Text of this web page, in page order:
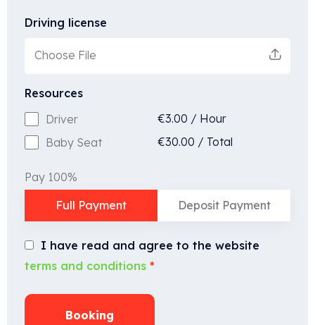
Driving license
Choose File
Resources
Driver
€3.00 / Hour
Baby Seat
€30.00 / Total
Pay 100%
Full Payment Deposit Payment
I have read and agree to the website
terms and conditions *
Booking